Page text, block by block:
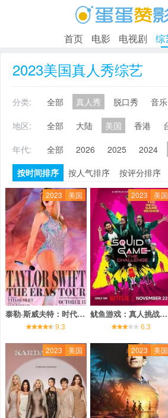
首页 电影 电视剧 综
2023美国真人秀综艺
分类: 全部 真人秀 脱口秀 音乐
地区:
全部 大陆 美国 香港
年代:
全部 2026 2025 2024
按时间排序
按人气排序 按评分排序
2023 美国
泰勒·斯威夫特：时代巡回演唱会
9.3
2023 美国
鱿鱼游戏：真人挑战赛 第一季
6.3
2023 美国 2023 美国